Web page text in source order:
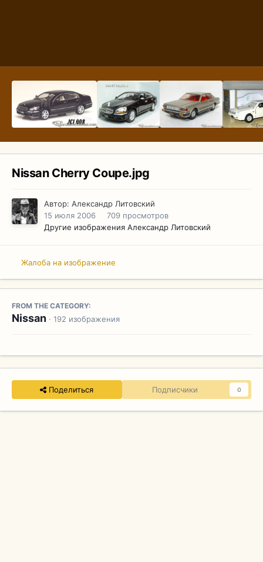
Nissan Cherry Coupe.jpg
Автор: Александр Литовский
15 июля 2006
709 просмотров
Другие изображения Александр Литовский
Жалоба на изображение
FROM THE CATEGORY:
Nissan · 192 изображения
Поделиться Подписчики 0